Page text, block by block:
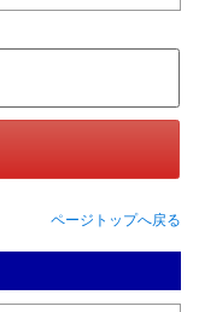
ページトップへ戻る